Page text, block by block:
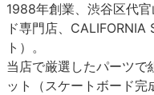
1988年創業、渋谷区代
ド専門店、
ト）。
当店で厳選したパーツで
ット（スケートボード完